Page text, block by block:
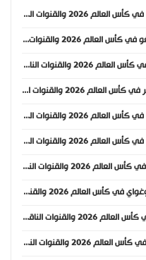
موعد مباراة إنجلترا وكرواتيا في كأس العالم 2026 والقنوات الناقلة
موعد مباراة البرتغال والكونغو في كأس العالم 2026 والقنوات الناقلة
موعد مباراة النمسا والأردن في كأس العالم 2026 والقنوات الناقلة
موعد مباراة الأرجنتين والجزائر في كأس العالم 2026 والقنوات الناقلة
موعد مباراة العراق والنرويج في كأس العالم 2026 والقنوات الناقلة
موعد مباراة فرنسا والسنغال في كأس العالم 2026 والقنوات الناقلة
موعد مباراة إيران ونيوزيلندا في كأس العالم 2026 والقنوات الناقلة
موعد مباراة السعودية وأوروغواي في كأس العالم 2026 والقنوات الناقلة
موعد مباراة بلجيكا ومصر في كأس العالم 2026 والقنوات الناقلة
موعد مباراة السويد وتونس في كأس العالم 2026 والقنوات الناقلة